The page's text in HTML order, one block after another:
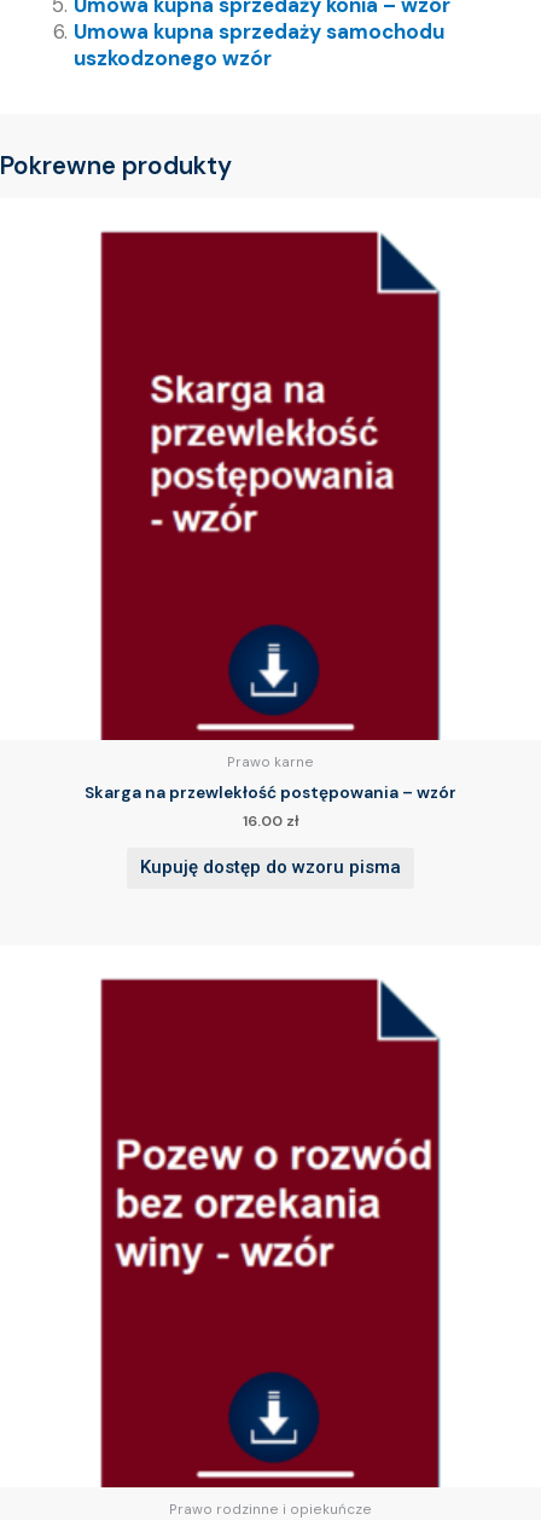
Umowa kupna sprzedaży samochodu
uszkodzonego wzór
Pokrewne produkty
Prawo karne
Skarga na przewlekłość postępowania – wzór
16.00 zł
Kupuję dostęp do wzoru pisma
Prawo rodzinne i opiekuńcze